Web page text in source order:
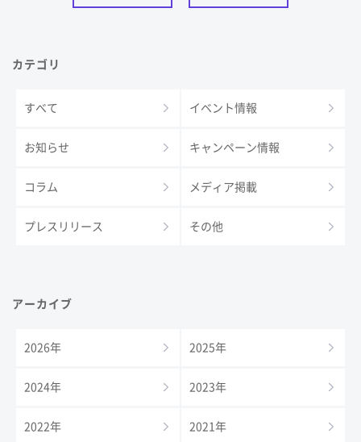
カテゴリ
すべて イベント情報
お知らせ キャンペーン情報
コラム メディア掲載
プレスリリース その他
アーカイブ
2026年 2025年
2024年 2023年
2022年 2021年